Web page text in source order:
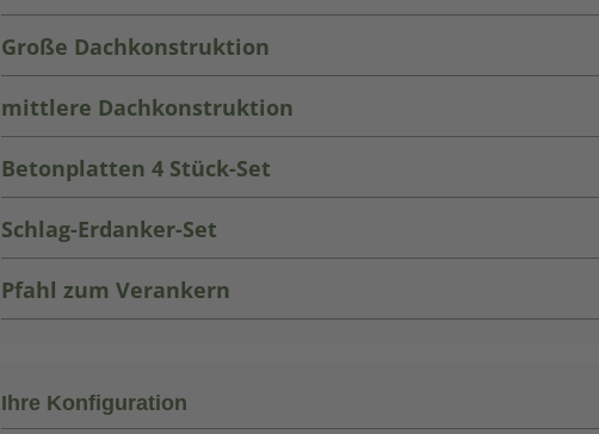
Große Dachkonstruktion
mittlere Dachkonstruktion
Betonplatten 4 Stück-Set
Schlag-Erdanker-Set
Pfahl zum Verankern
Ihre Konfiguration